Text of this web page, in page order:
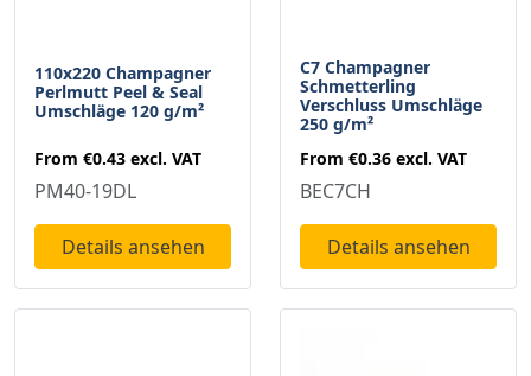
110x220 Champagner
Perlmutt Peel & Seal
Umschläge 120 g/m²
From €0.43 excl. VAT
PM40-19DL
Details ansehen
C7 Champagner
Schmetterling
Verschluss Umschläge
250 g/m²
From €0.36 excl. VAT
BEC7CH
Details ansehen